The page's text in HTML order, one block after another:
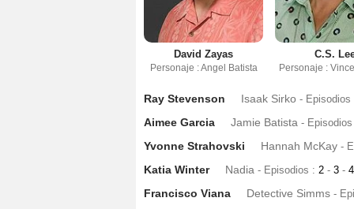
David Zayas
Personaje : Angel Batista
C.S.
Personaje :
Ray Stevenson Isaak Sirko - Episodios
Aimee Garcia Jamie Batista - Episodios
Yvonne Strahovski Hannah McKay -
Katia Winter Nadia - Episodios : 2 - 3 - 4
Francisco Viana Detective Simms -